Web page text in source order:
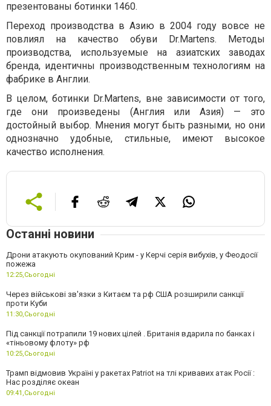
презентованы ботинки 1460.
Переход производства в Азию в 2004 году вовсе не
повлиял на качество обуви Dr.Martens. Методы
производства, используемые на азиатских заводах
бренда, идентичны производственным технологиям на
фабрике в Англии.
В целом, ботинки Dr.Martens, вне зависимости от того,
где они произведены (Англия или Азия) — это
достойный выбор. Мнения могут быть разными, но они
однозначно удобные, стильные, имеют высокое
качество исполнения.
Останні новини
Дрони атакують окупований Крим - у Керчі серія вибухів, у Феодосії
пожежа
12:25,Сьогодні
Через військові зв'язки з Китаєм та рф США розширили санкції
проти Куби
11:30,Сьогодні
Під санкції потрапили 19 нових цілей . Британія вдарила по банках і
«тіньовому флоту» рф
10:25,Сьогодні
Трамп відмовив Україні у ракетах Patriot на тлі кривавих атак Росії :
Нас розділяє океан
09:41,Сьогодні